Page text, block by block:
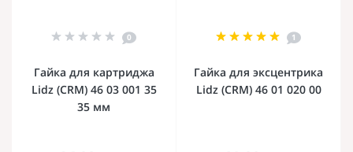
0
Гайка для картриджа
Lidz (CRM) 46 03 001 35
35 мм
1
Гайка для эксцентрика
Lidz (CRM) 46 01 020 00